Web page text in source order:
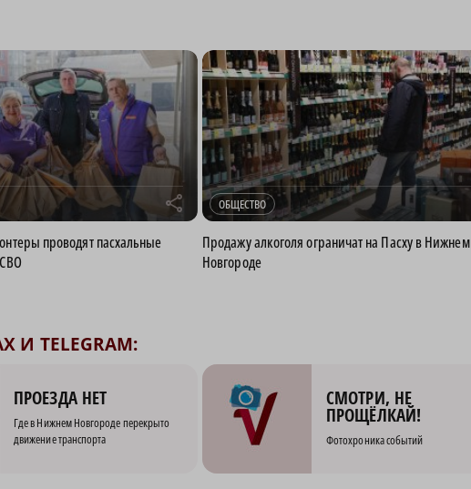
r
проводят пасхальные
ОБЩЕСТВО
Продажу алкоголя ограничат на Пасху в Нижнем
Новгороде
TELEGRAM:
ПРОЕЗДА НЕТ
Где в Нижнем Новгороде перекрыто
движение транспорта
СМОТРИ, НЕ
ПРОЩЁЛКАЙ!
Фотохроника событий